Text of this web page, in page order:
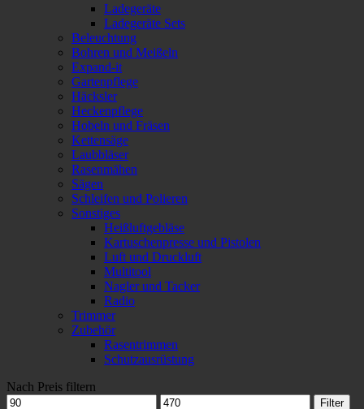
Ladegeräte
Ladegeräte Sets
Beleuchtung
Bohren und Meißeln
Expand-it
Gartenpflege
Häcksler
Heckenpflege
Hobeln und Fräsen
Kettensäge
Laubbläser
Rasenmähen
Sägen
Schleifen und Polieren
Sonstiges
Heißluftgebläse
Kartuschenpresse und Pistolen
Luft und Druckluft
Multitool
Nagler und Tacker
Radio
Trimmer
Zubehör
Rasentrimmen
Schutzausrüstung
Nach Preis filtern
Min.
Max.
Filter